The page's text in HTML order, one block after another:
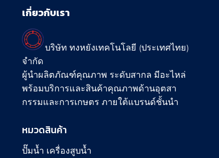
เกี่ยวกับเรา
บริษัท ทงหยังเทคโนโลยี (ประเทศไทย)
จำกัด
ผู้นำผลิตภัณฑ์คุณภาพ ระดับสากล มีอะไหล่
พร้อมบริการและสินค้าคุณภาพด้านอุตสา
กรรมและการเกษตร ภายใต้แบรนด์ชั้นนำ
หมวดสินค้า
ปั๊มน้ำ เครื่องสูบน้ำ